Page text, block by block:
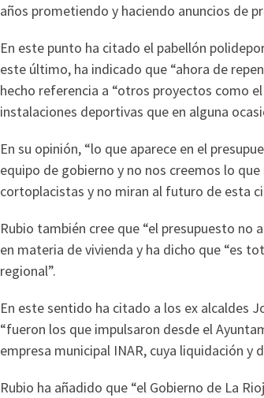
años prometiendo y haciendo anuncios de
En este punto ha citado el pabellón
este último, ha indicado que “ahora de
hecho referencia a “otros proyectos como
instalaciones deportivas que en alguna
En su opinión, “lo que aparece en el
equipo de gobierno y no nos creemos lo
cortoplacistas y no miran al futuro de esta
Rubio también cree que “el presupuesto no
en materia de vivienda y ha dicho que “es
regional”.
En este sentido ha citado a los ex alcaldes
“fueron los que impulsaron desde el
empresa municipal INAR, cuya liquidación y
Rubio ha añadido que “el Gobierno de La